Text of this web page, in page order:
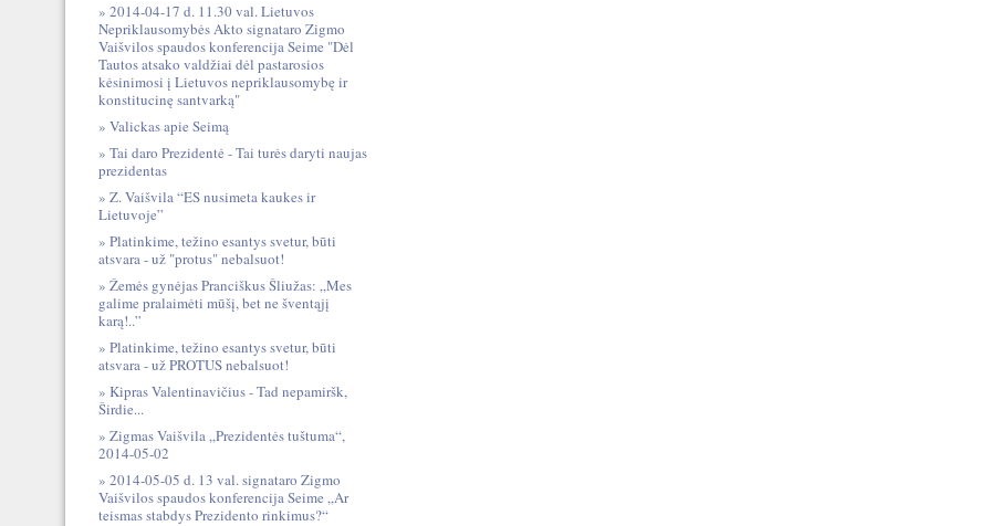
2014-04-17 d. 11.30 val. Lietuvos
Nepriklausomybės Akto signataro Zigmo
Vaišvilos spaudos konferencija Seime "Dėl
Tautos atsako valdžiai dėl pastarosios
kėsinimosi į Lietuvos nepriklausomybę ir
konstitucinę santvarką"
Valickas apie Seimą
Tai daro Prezidentė - Tai turės daryti naujas
prezidentas
Z. Vaišvila “ES nusimeta kaukes ir
Lietuvoje”
Platinkime, težino esantys svetur, būti
atsvara - už "protus" nebalsuot!
Žemės gynėjas Pranciškus Šliužas: „Mes
galime pralaimėti mūšį, bet ne šventąjį
karą!..”
Platinkime, težino esantys svetur, būti
atsvara - už PROTUS nebalsuot!
Kipras Valentinavičius - Tad nepamiršk,
Širdie...
Zigmas Vaišvila „Prezidentės tuštuma“,
2014-05-02
2014-05-05 d. 13 val. signataro Zigmo
Vaišvilos spaudos konferencija Seime „Ar
teismas stabdys Prezidento rinkimus?“